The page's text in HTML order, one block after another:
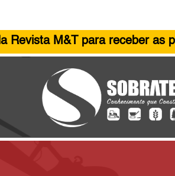
Revista M&T para receber as